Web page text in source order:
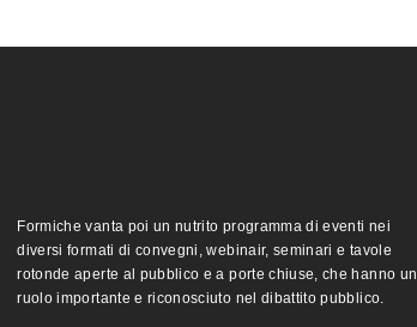
Formiche vanta poi un nutrito programma di eventi nei
diversi formati di convegni, webinair, seminari e tavole
rotonde aperte al pubblico e a porte chiuse, che hanno un
ruolo importante e riconosciuto nel dibattito pubblico.